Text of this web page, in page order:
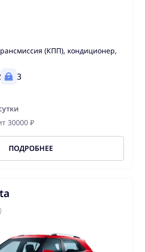
(КПП), кондиционер,
3
30000 ₽
ПОДРОБНЕЕ